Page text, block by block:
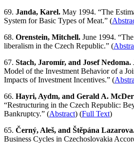
69. Janda, Karel. May 1994. “The
System for Basic Types of Meat.” (
68. Orenstein, Mitchell. June 1994.
liberalism in the Czech Republic.” (
67. Stach, Jaromír, and Josef Nedoma.
Model of the Investment Behavior of a
Impacts of Investment Incentives.” (
66. Hayri, Aydm, and Gerald A.
“Restructuring in the Czech Republic:
Bankruptcy.” (Abstract) (Full Text)
65. Černý, Aleš, and Štěpána
Business Cycles in Czechoslovakia